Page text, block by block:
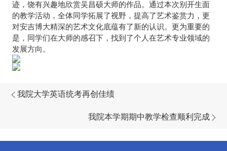
迹，饶有兴趣地欣赏吴昌硕大师的作品。通过本次别开生面
的教学活动，全体同学拓展了视野，提高了艺术鉴赏力，更
对安吉博大精深的艺术文化底蕴有了新的认识。更为重要的
是，同学们在大师的感召下，找到了个人在艺术专业领域的
发展方向。
我院大学英语统考再创佳绩
我院本学期期中教学检查顺利完成